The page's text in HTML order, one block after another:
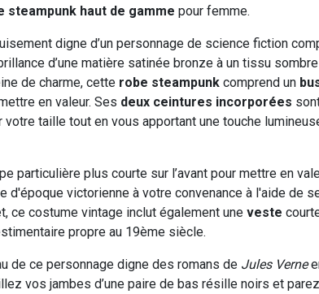
steampunk haut de gamme pour femme.
digne d’un personnage de science fiction
d’une matière satinée bronze à un tissu
de charme, cette robe steampunk comprend un
en valeur. Ses deux ceintures incorporées
taille tout en vous apportant une touche
particulière plus courte sur l’avant pour mettre en
d'époque victorienne à votre convenance à l'aide de
ce costume vintage inclut également une veste
propre au 19ème siècle.
de ce personnage digne des romans de Jules Verne
vos jambes d’une paire de bas résille noirs et